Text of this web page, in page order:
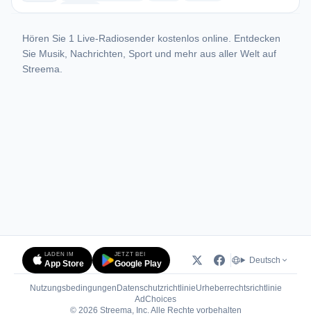
Hören Sie 1 Live-Radiosender kostenlos online. Entdecken
Sie Musik, Nachrichten, Sport und mehr aus aller Welt auf
Streema.
LADEN IM
App Store
JETZT BEI
Google Play Deutsch
Nutzungsbedingungen DatenschutzrichtlinieUrheberrechtsrichtlinie
AdChoices(öffnet in neuem Tab)
© 2026 Streema, Inc. Alle Rechte vorbehalten